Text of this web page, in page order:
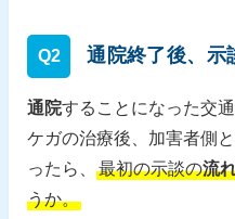
Q2 通院終了後、示
通院することになった交
ケガの治療後、加害者側
ったら、最初の示談の流
うか。